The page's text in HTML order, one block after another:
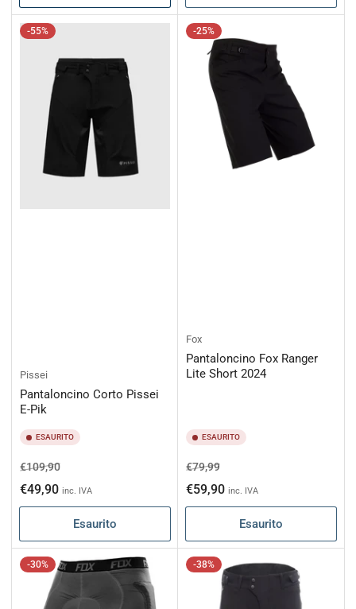
-55%
Pissei
Pantaloncino Corto Pissei
E-Pik
ESAURITO
Prezzo
di
listino
€109,90Prezzo
scontato
€49,90 inc. IVA
Esaurito
-25%
Fox
Pantaloncino Fox Ranger
Lite Short 2024
ESAURITO
Prezzo
di
listino
€79,99Prezzo
scontato
€59,90 inc. IVA
Esaurito
-30% -38%